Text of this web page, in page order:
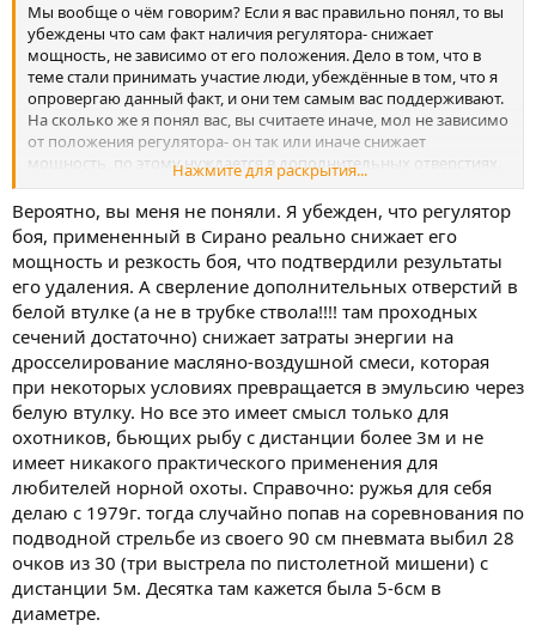
Мы вообще о чём говорим? Если я вас правильно понял, то вы
убеждены что сам факт наличия регулятора- снижает
мощность, не зависимо от его положения. Дело в том, что в
теме стали принимать участие люди, убеждённые в том, что я
опровергаю данный факт, и они тем самым вас поддерживают.
На сколько же я понял вас, вы считаете иначе, мол не зависимо
от положения регулятора- он так или иначе снижает
мощность, по этому нуждается в дополнительных отверстиях.
По этому и не только, мне действительно проще признать себя
дилетантом, чем опускаться до спора с вами, вы надеюсь
знаете с кем стараются не спорить?
Нажмите для раскрытия...
Вероятно, вы меня не поняли. Я убежден, что регулятор
боя, примененный в Сирано реально снижает его
мощность и резкость боя, что подтвердили результаты
его удаления. А сверление дополнительных отверстий в
белой втулке (а не в трубке ствола!!!! там проходных
сечений достаточно) снижает затраты энергии на
дросселирование масляно-воздушной смеси, которая
при некоторых условиях превращается в эмульсию через
белую втулку. Но все это имеет смысл только для
охотников, бьющих рыбу с дистанции более 3м и не
имеет никакого практического применения для
любителей норной охоты. Справочно: ружья для себя
делаю с 1979г. тогда случайно попав на соревнования по
подводной стрельбе из своего 90 см пневмата выбил 28
очков из 30 (три выстрела по пистолетной мишени) с
дистанции 5м. Десятка там кажется была 5-6см в
диаметре.